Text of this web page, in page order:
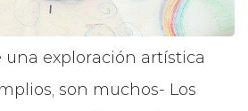
una exploración artística
son muchos- Los